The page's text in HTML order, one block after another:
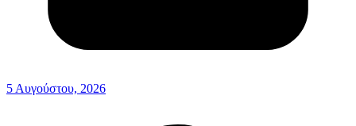
5 Αυγούστου, 2026